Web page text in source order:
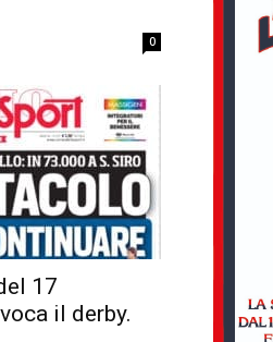
0
17
il derby.